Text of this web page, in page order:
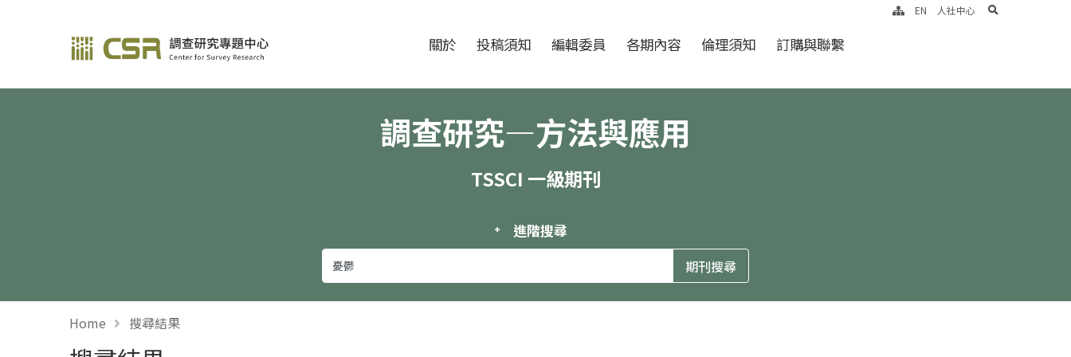
調查研究—方法與應用期刊 關於 投稿須知 編輯委員 各期內容 倫理須知 訂購與聯繫
EN 人社中心 search
調查研究—方法與應用
TSSCI 一級期刊
進階搜尋
Home 搜尋結果